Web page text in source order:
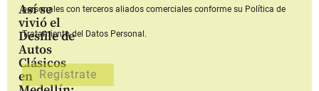
Así se
vivió el
Desfile de
Autos
Clásicos
en
personales con terceros aliados comerciales conforme su Política de
Tratamiento del Datos Personal.